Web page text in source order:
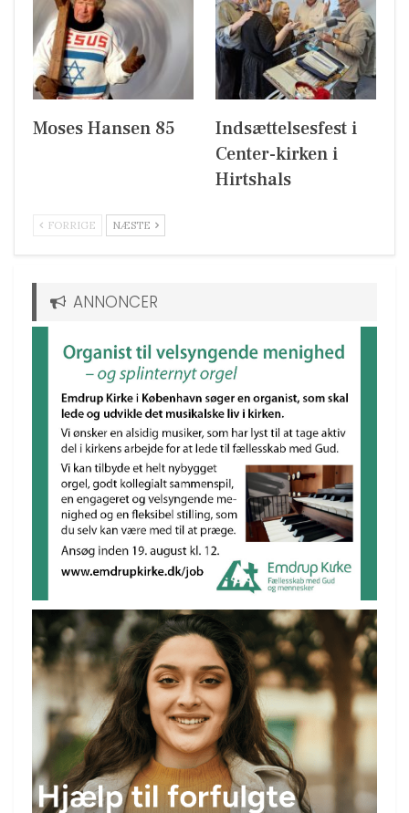
Moses Hansen 85
Indsættelsesfest i
Center-kirken i
Hirtshals
FORRIGE NÆSTE
ANNONCER